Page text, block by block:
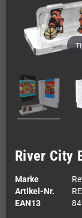
River City
Marke
Artikel-Nr.
EAN13